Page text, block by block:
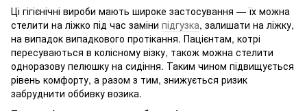
Ці гігієнічні вироби мають широке застосування — їх можна
стелити на ліжко під час заміни підгузка, залишати на ліжку,
на випадок випадкового протікання. Пацієнтам, котрі
пересуваються в колісному візку, також можна стелити
одноразову пелюшку на сидіння. Таким чином підвищується
рівень комфорту, а разом з тим, знижується ризик
забруднити оббивку возика.